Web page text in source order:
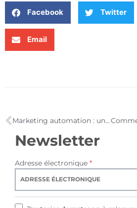
Facebook Twitter
Email
Marketing automation : une infographie pour tout savoir
Newsletter
Adresse électronique *